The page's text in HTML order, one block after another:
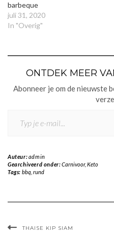
barbeque
juli 31, 2020
In "Overig"
ONTDEK MEER
Abonneer je om de nieuwste
Auteur:admin
Gearchiveerd onder:Carnivoor, Keto
Tags: bbq rund
THAISE KIP SIAM